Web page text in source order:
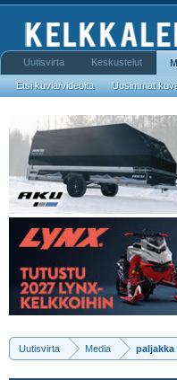
Uutisvirta Media paljakka
Uutisvirta Keskustelut
Etsi kuvia/videoita Uusimmat